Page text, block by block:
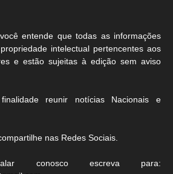
entende que todas as informações
intelectual pertencentes aos
e estão sujeitas à edição sem aviso
reunir notícias Nacionais e
nas Redes Sociais.
conosco escreva para: